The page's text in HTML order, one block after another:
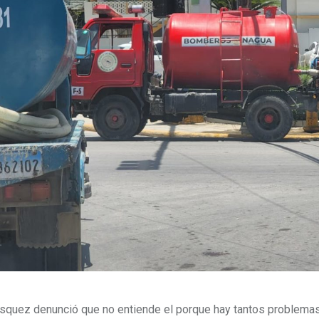
denunció que no entiende el porque hay tantos